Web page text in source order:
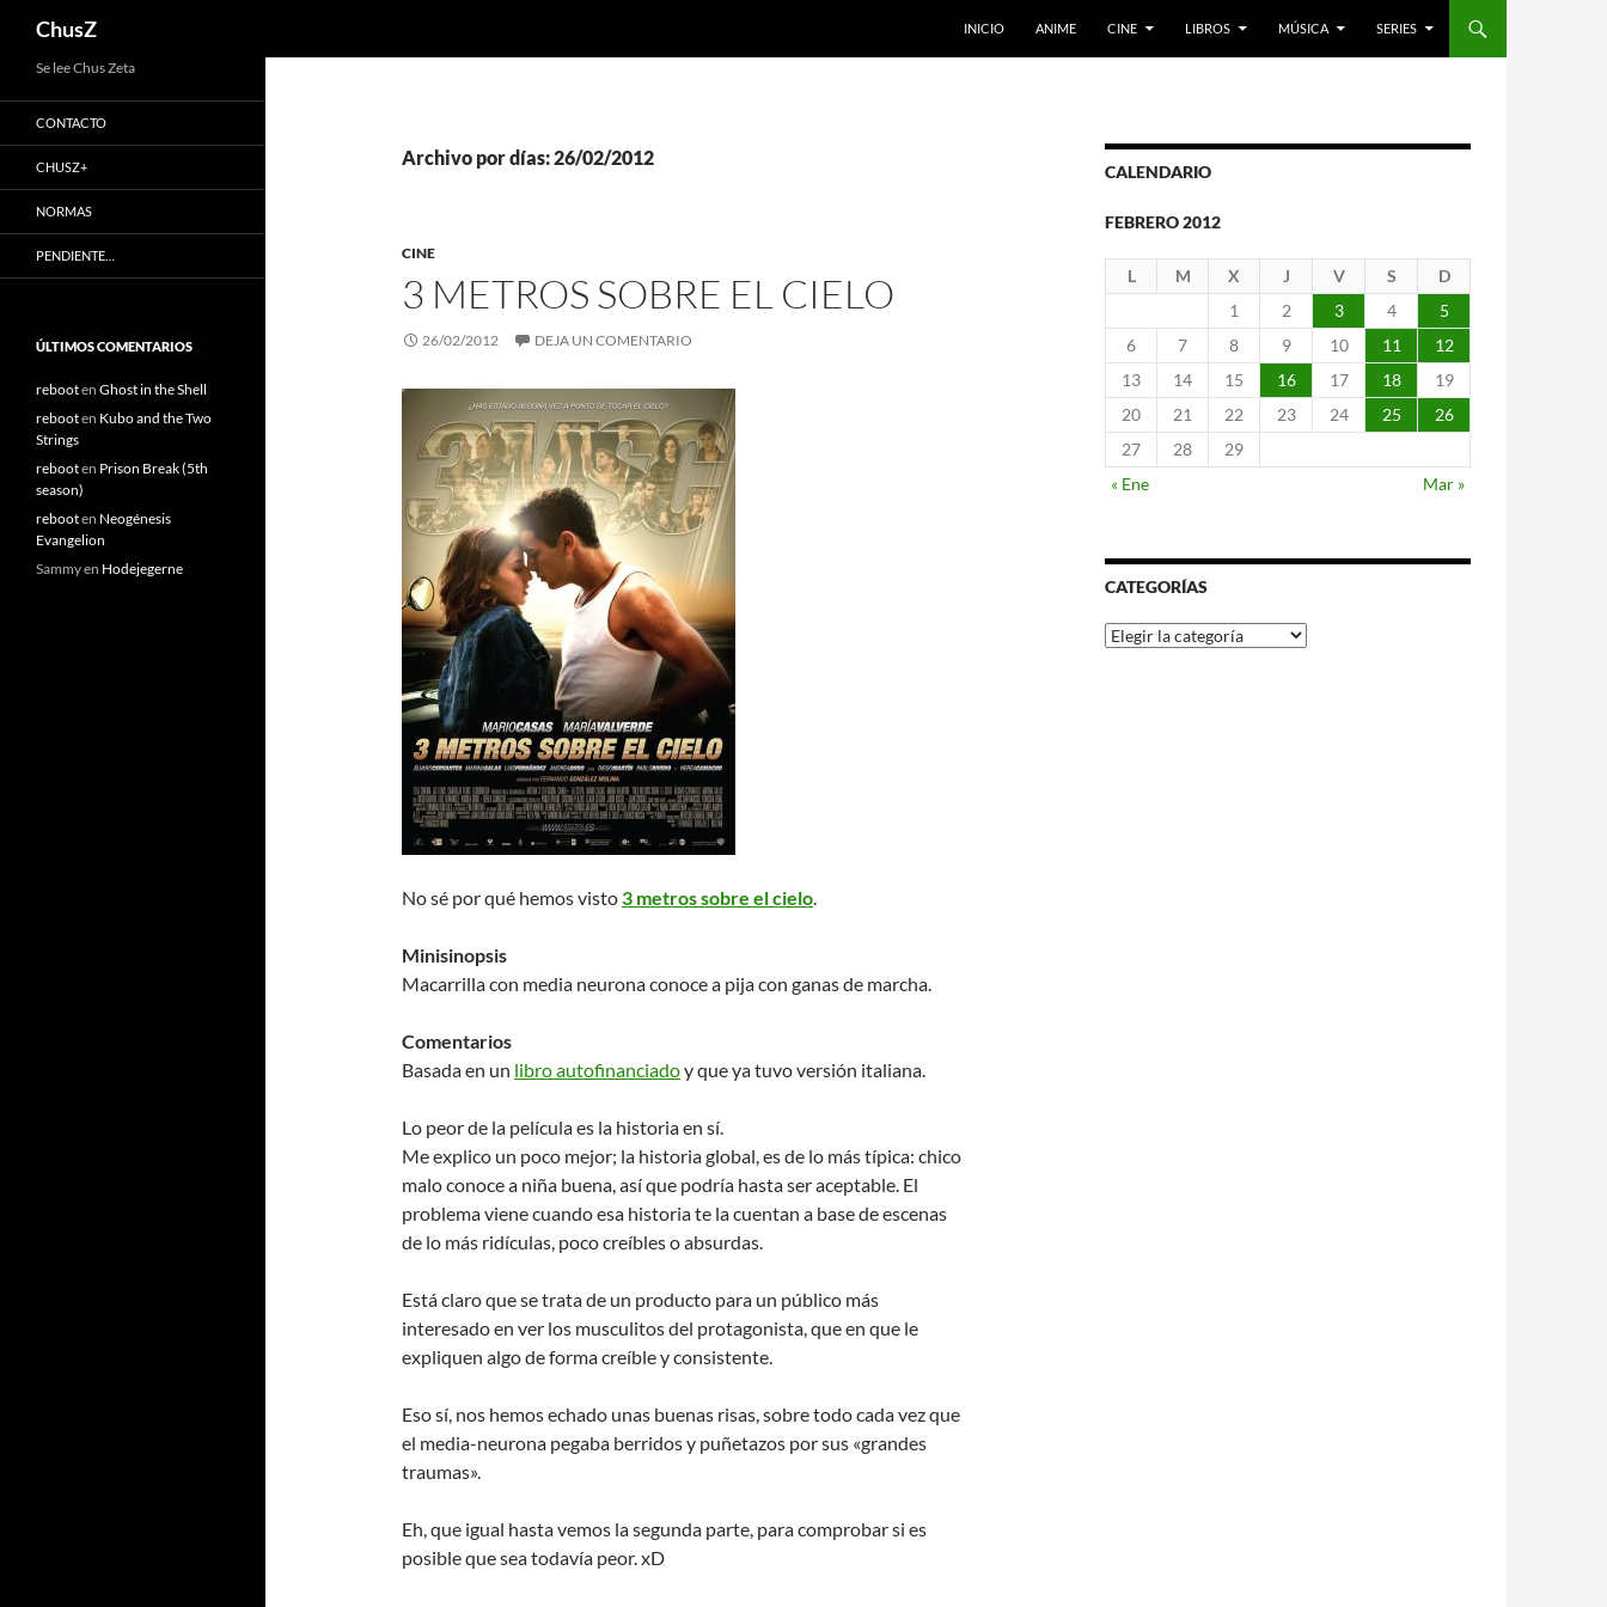
Saltar
al
contenido
ChusZ INICIO ANIME CINE LIBROS MÚSICA SERIES
Archivo por días: 26/02/2012
CINE
3 METROS SOBRE EL CIELO
26/02/2012 DEJA UN COMENTARIO
No sé por qué hemos visto 3 metros sobre el cielo.
Minisinopsis
Macarrilla con media neurona conoce a pija con ganas de marcha.
Comentarios
Basada en un libro autofinanciadoy que ya tuvo versión italiana.
Lo peor de la película es la historia en sí.
Me explico un poco mejor; la historia global, es de lo más típica: chico
malo conoce a niña buena, así que podría hasta ser aceptable. El
problema viene cuando esa historia te la cuentan a base de escenas
de lo más ridículas, poco creíbles o absurdas.
Está claro que se trata de un producto para un público más
interesado en ver los musculitos del protagonista, que en que le
expliquen algo de forma creíble y consistente.
Eso sí, nos hemos echado unas buenas risas, sobre todo cada vez que
el media-neurona pegaba berridos y puñetazos por sus «grandes
traumas».
Eh, que igual hasta vemos la segunda parte, para comprobar si es
posible que sea todavía peor. xD
CALENDARIO
FEBRERO 2012
L M X J V S
D
1
2 3 4
5
6
7 8 9 10 11
12
13
14 15 16 17 18
19
20
21 22 23 24 25
26
27
28
29
« Ene
Mar »
CATEGORÍAS
Categorías
Se lee Chus Zeta
CONTACTO
CHUSZ+
NORMAS
PENDIENTE…
ÚLTIMOS COMENTARIOS
rebooten Ghost in the Shell
rebooten Kubo and the Two
Strings
rebooten Prison Break (5th
season)
rebooten Neogénesis
Evangelion
Sammyen Hodejegerne